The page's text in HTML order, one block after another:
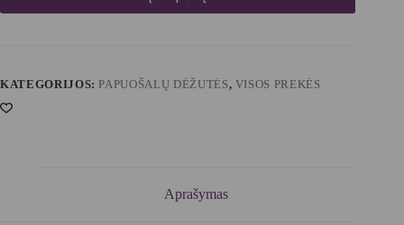
KATEGORIJOS: PAPUOŠALŲ DĖŽUTĖS, VISOS PREKĖS
Aprašymas